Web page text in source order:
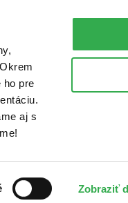
ho pre
aj s
Zobraziť